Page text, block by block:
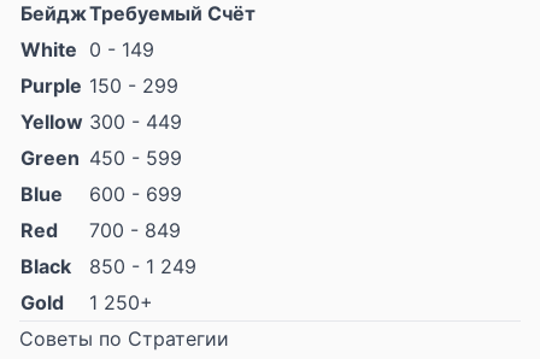
БейджТребуемый Счёт
White 0 - 149
Purple 150 - 299
Yellow 300 - 449
Green 450 - 599
Blue
600 - 699
Red
700 - 849
Black
850 - 1 249
Gold
1 250+
Советы по Стратегии